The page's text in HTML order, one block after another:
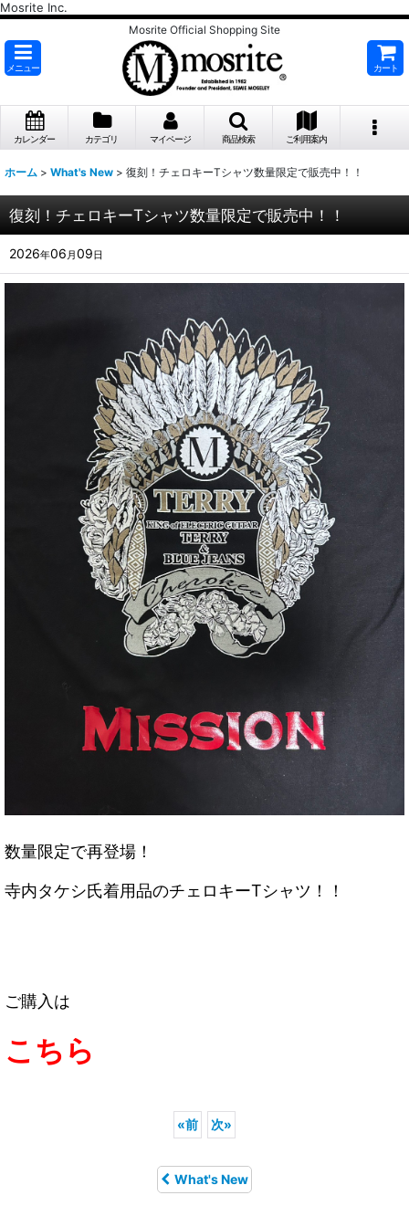
Mosrite Inc.
Mosrite Official Shopping Site
メニュー カート
カレンダー カテゴリ マイページ 商品検索 ご利用案内
ホーム > What's New > 復刻！チェロキーTシャツ数量限定で販売中！！
復刻！チェロキーTシャツ数量限定で販売中！！
2026年06 月09日
数量限定で再登場！
寺内タケシ氏着用品のチェロキーTシャツ！！
ご購入は
こちら
«前 次»
What's New